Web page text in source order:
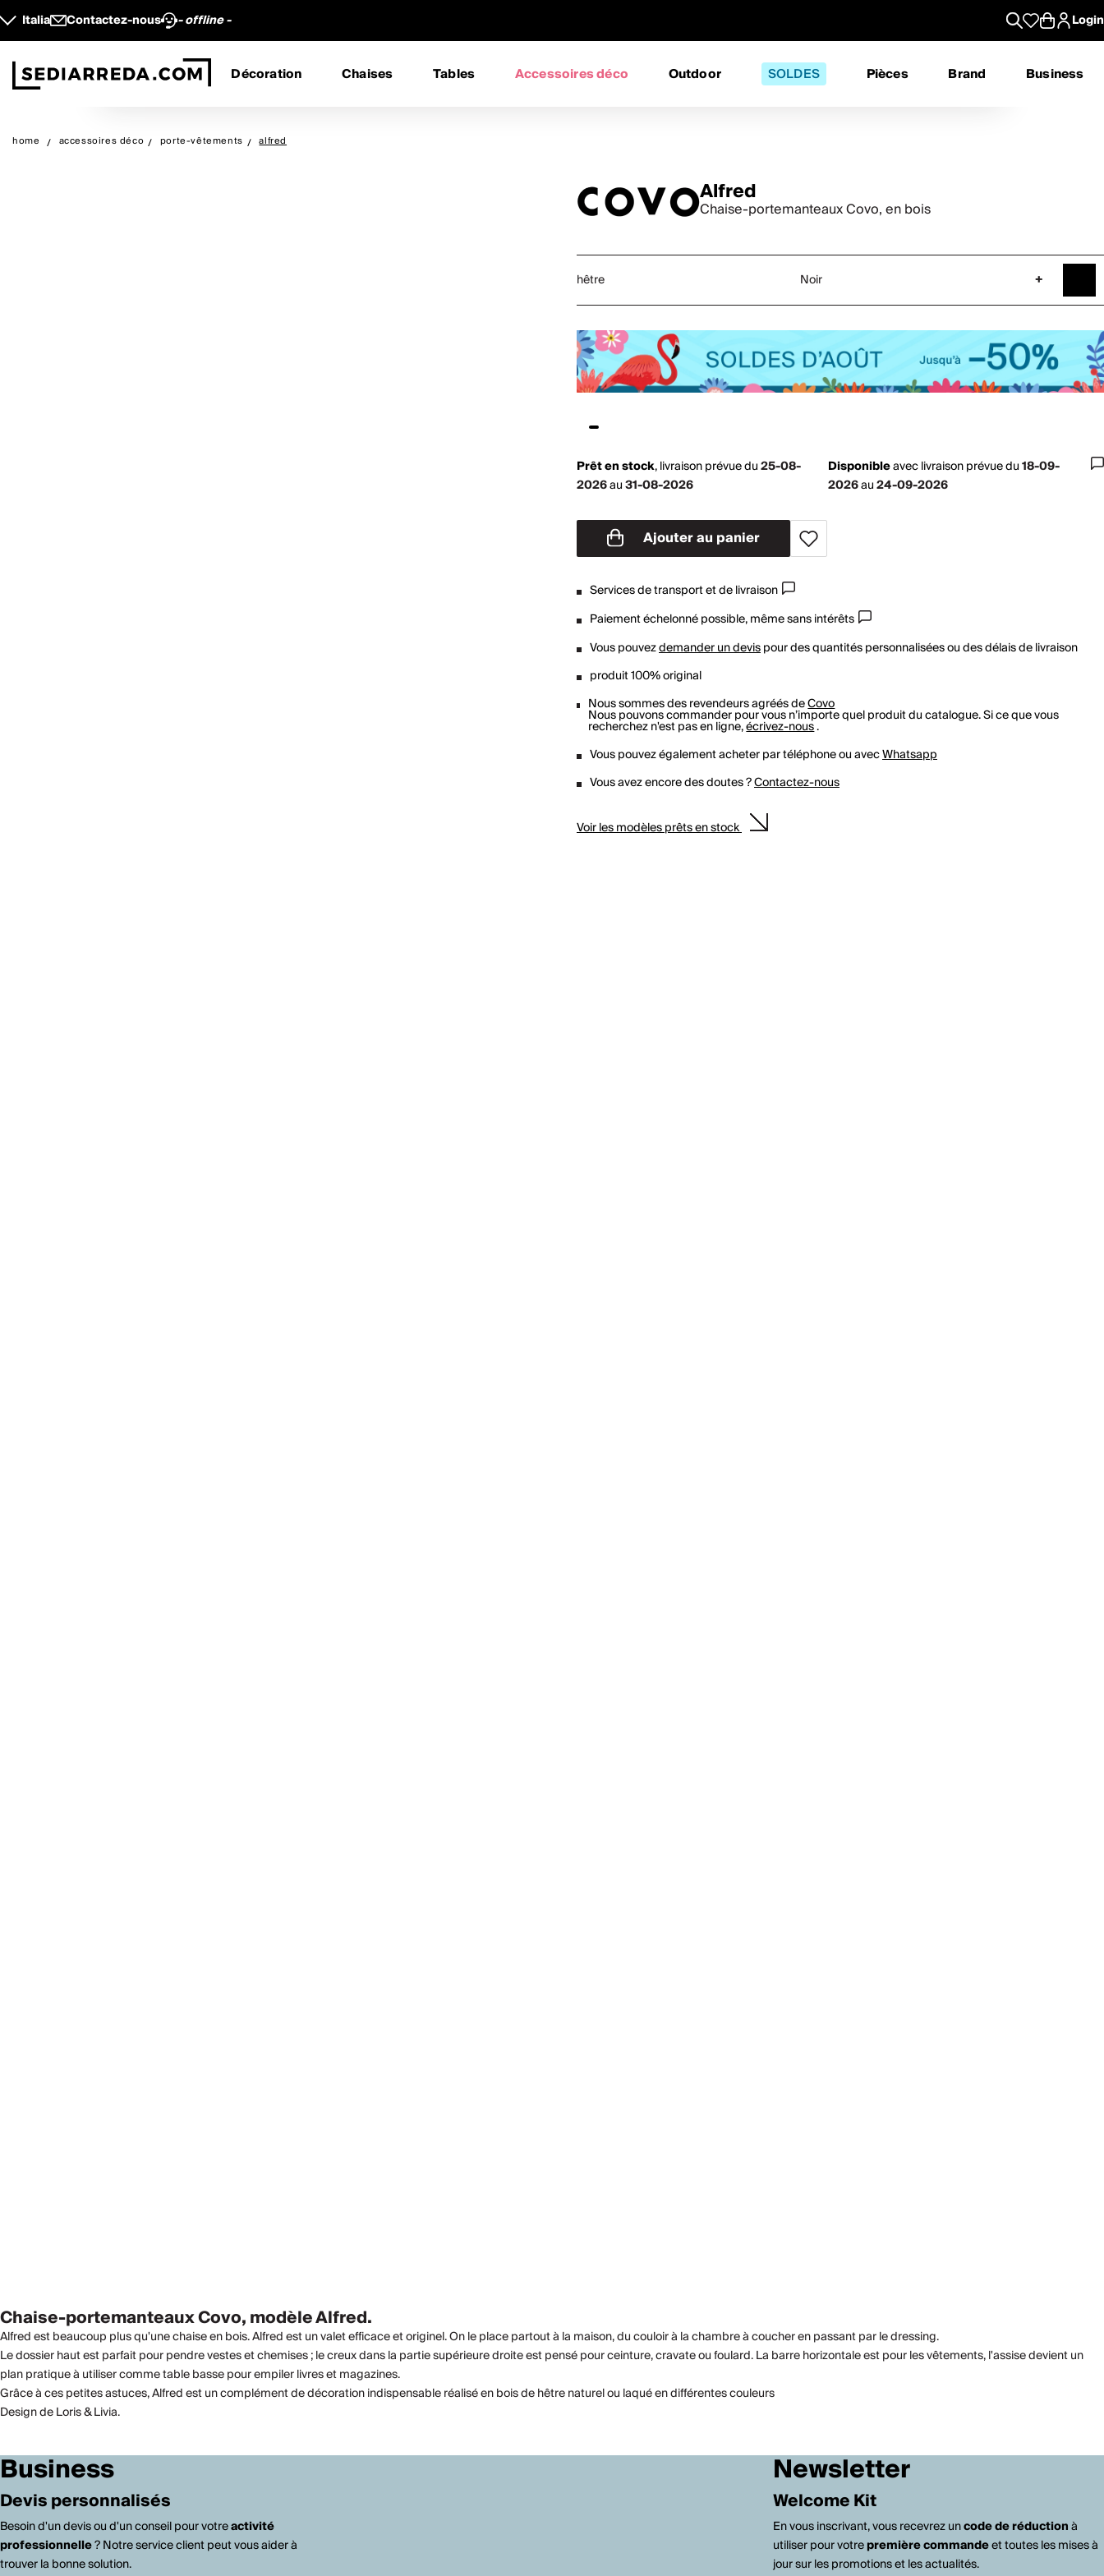
Italia Contactez-nous - offline - Login
Décoration Chaises Tables Accessoires déco Outdoor SOLDES Pièces Brand Business
home accessoires déco porte-vêtements alfred
Alfred
Chaise-portemanteaux Covo, en bois
hêtre Noir +
Prêt en stock,livraison prévue du25-08-
2026au31-08-2026
Disponibleaveclivraison prévue du18-09-
2026au24-09-2026
Ajouter au panier
Services de transport et de livraison
Paiement échelonné possible, même sans intérêts
Vous pouvezdemander un devispour des quantités personnalisées ou des délais de livraison
produit 100% original
Nous sommes des revendeurs agréés deCovo
Nous pouvons commander pour vous n’importe quel produit du catalogue. Si ce que vous
recherchez n'est pas en ligne,écrivez-nous.
Vous pouvez également acheter par téléphone ou avecWhatsapp
Vous avez encore des doutes ?Contactez-nous
Voir les modèles prêts en stock
Chaise-portemanteaux Covo, modèle Alfred.
Alfred est beaucoup plus qu'une chaise en bois. Alfred est un valet efficace et originel. On le place partout à la maison, du couloir à la chambre à coucher en passant par le dressing.
Le dossier haut est parfait pour pendre vestes et chemises ; le creux dans la partie supérieure droite est pensé pour ceinture, cravate ou foulard. La barre horizontale est pour les vêtements, l'assise devient un
plan pratique à utiliser comme table basse pour empiler livres et magazines.
Grâce à ces petites astuces, Alfred est un complément de décoration indispensable réalisé en bois de hêtre naturel ou laqué en différentes couleurs
Design de Loris & Livia.
Business
Devis personnalisés
Besoin d'un devis ou d'un conseil pour votreactivité
professionnelle? Notre service client peut vous aider à
trouver la bonne solution.
Newsletter
Welcome Kit
En vous inscrivant, vous recevrez uncode de réductionà
utiliser pour votrepremière commandeet toutes les mises à
jour sur les promotions et les actualités.